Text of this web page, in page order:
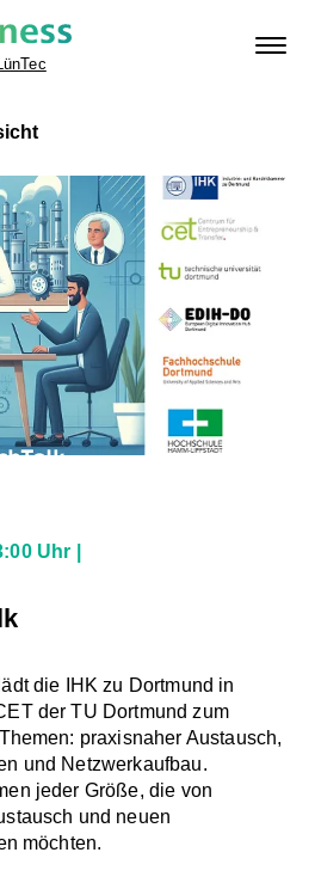
Uhr
die IHK zu Dortmund in
der TU Dortmund zum
praxisnaher Austausch,
und Netzwerkaufbau.
jeder Größe, die von
und neuen
möchten.